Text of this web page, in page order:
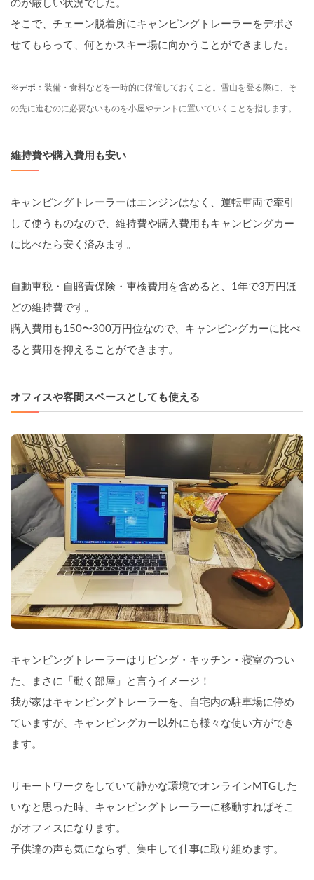
のが厳しい状況でした。
そこで、チェーン脱着所にキャンピングトレーラーをデポさ
せてもらって、何とかスキー場に向かうことができました。
※デポ： 装備・食料などを一時的に保管しておくこと。雪山を登る際に、そ
の先に進むのに必要ないものを小屋やテントに置いていくことを指します。
維持費や購入費用も安い
キャンピングトレーラーはエンジンはなく、運転車両で牽引
して使うものなので、維持費や購入費用もキャンピングカー
に比べたら安く済みます。
自動車税・自賠責保険・車検費用を含めると、1年で3万円ほ
どの維持費です。
購入費用も150〜300万円位なので、キャンピングカーに比べ
ると費用を抑えることができます。
オフィスや客間スペースとしても使える
キャンピングトレーラーはリビング・キッチン・寝室のつい
た、まさに「動く部屋」と言うイメージ！
我が家はキャンピングトレーラーを、自宅内の駐車場に停め
ていますが、キャンピングカー以外にも様々な使い方ができ
ます。
リモートワークをしていて静かな環境でオンラインMTGした
いなと思った時、キャンピングトレーラーに移動すればそこ
がオフィスになります。
子供達の声も気にならず、集中して仕事に取り組めます。